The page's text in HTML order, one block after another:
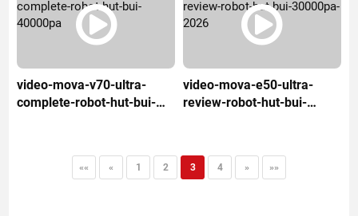
video-mova-v70-ultra-
complete-robot-hut-bui-
video-mova-e50-ultra-
review-robot-hut-bui-
«« « 1 2 3 4 » »»